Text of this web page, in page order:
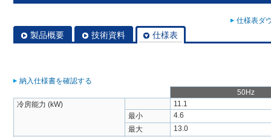
仕様表ダ
製品概要 技術資料 仕様表
納入仕様書を確認する
50Hz
冷房能力 (kW)
11.1
最小
4.6
最大
13.0